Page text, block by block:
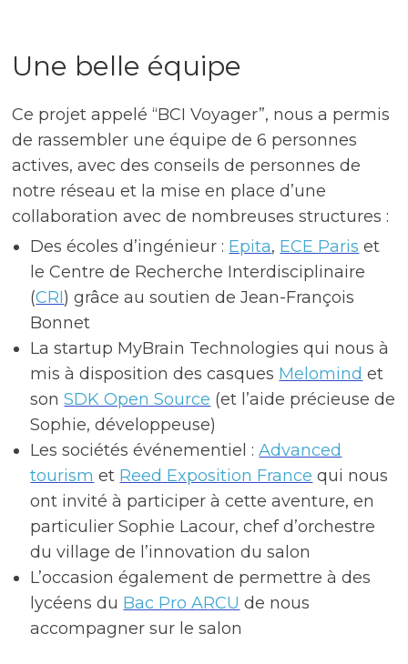
Une belle équipe
Ce projet appelé “BCI Voyager”, nous a permis
de rassembler une équipe de 6 personnes
actives, avec des conseils de personnes de
notre réseau et la mise en place d’une
collaboration avec de nombreuses structures :
Des écoles d’ingénieur : Epita, ECE Paris et
le Centre de Recherche Interdisciplinaire
(CRI) grâce au soutien de Jean-François
Bonnet
La startup MyBrain Technologies qui nous à
mis à disposition des casques Melomind et
sonSDK Open Source (et l’aide précieuse de
Sophie, développeuse)
Les sociétés événementiel :Advanced
tourism et Reed Exposition France qui nous
ont invité à participer à cette aventure, en
particulier Sophie Lacour, chef d’orchestre
du village de l’innovation du salon
L’occasion également de permettre à des
lycéens du Bac Pro ARCU de nous
accompagner sur le salon